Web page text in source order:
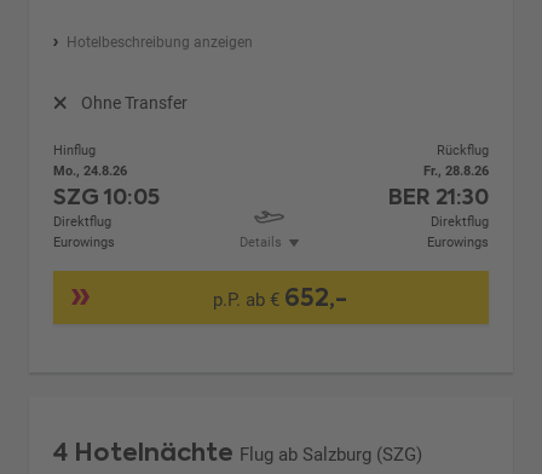
Hotelbeschreibung anzeigen
Ohne Transfer
Hinflug
Mo., 24.8.26
SZG10:05
Direktflug
Eurowings
Details
Rückflug
Fr., 28.8.26
BER 21:30
Direktflug
Eurowings
p.P. ab € 652,-
4 Hotelnächte Flug ab Salzburg (SZG)